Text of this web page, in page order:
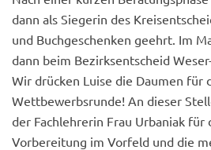
dann als Siegerin des
und Buchgeschenken geehrt. Im
dann beim Bezirksentscheid
Wir drücken Luise die Daumen für
Wettbewerbsrunde! An dieser
der Fachlehrerin Frau Urbaniak für
Vorbereitung im Vorfeld und die